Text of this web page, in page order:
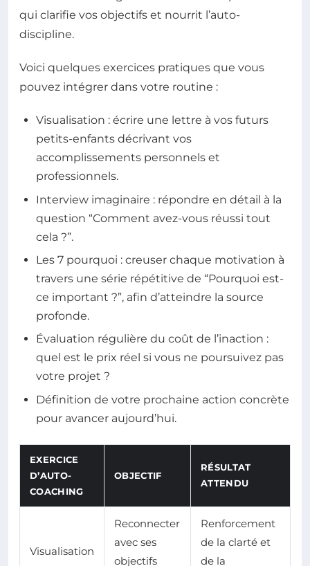
qui clarifie vos objectifs et nourrit l’auto-
discipline.
Voici quelques exercices pratiques que vous
pouvez intégrer dans votre routine :
Visualisation : écrire une lettre à vos futurs
petits-enfants décrivant vos
accomplissements personnels et
professionnels.
Interview imaginaire : répondre en détail à la
question “Comment avez-vous réussi tout
cela ?”.
Les 7 pourquoi : creuser chaque motivation à
travers une série répétitive de “Pourquoi est-
ce important ?”, afin d’atteindre la source
profonde.
Évaluation régulière du coût de l’inaction :
quel est le prix réel si vous ne poursuivez pas
votre projet ?
Définition de votre prochaine action concrète
pour avancer aujourd’hui.
EXERCICE
D’AUTO-
COACHING
OBJECTIF
RÉSULTAT
ATTENDU
Visualisation
Reconnecter
avec ses
objectifs
Renforcement
de la clarté et
de la